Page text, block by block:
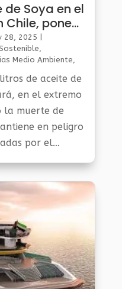
Soya en el
Chile, pone
aves
28, 2025
,
Medio Ambiente,
de aceite de
en el extremo
la muerte de
en peligro
por el